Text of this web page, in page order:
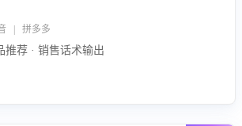
| 拼多多
推荐 · 销售话术输出